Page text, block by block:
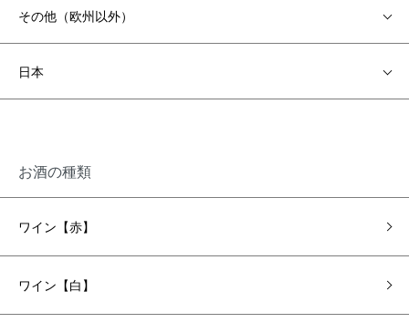
その他（欧州以外）
日本
お酒の種類
ワイン【赤】
ワイン【白】